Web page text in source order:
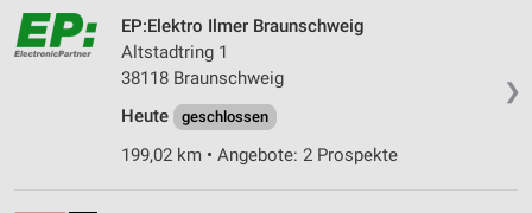
❯
EP:Elektro Ilmer Braunschweig
Altstadtring 1
38118 Braunschweig
Heute
geschlossen
199,02 km • Angebote: 2 Prospekte